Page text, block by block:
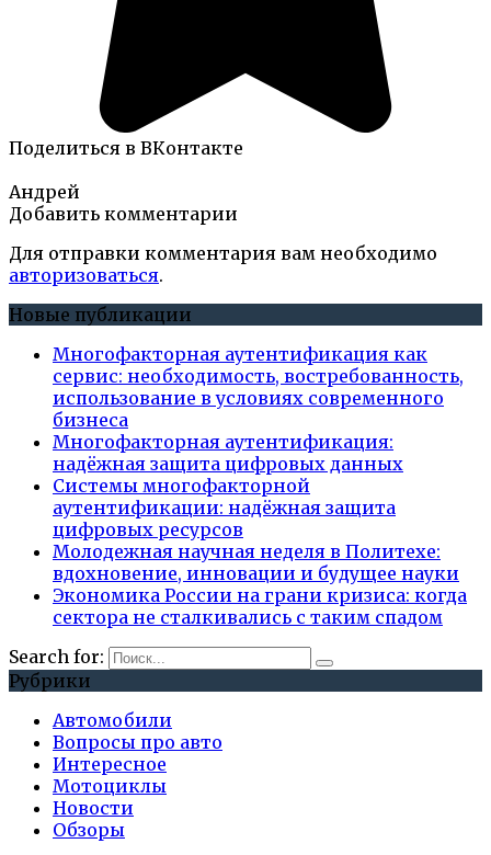
Поделиться в ВКонтакте
Андрей
Добавить комментарии
Для отправки комментария вам необходимо
авторизоваться.
Новые публикации
Многофакторная аутентификация как
сервис: необходимость, востребованность,
использование в условиях современного
бизнеса
Многофакторная аутентификация:
надёжная защита цифровых данных
Системы многофакторной
аутентификации: надёжная защита
цифровых ресурсов
Молодежная научная неделя в Политехе:
вдохновение, инновации и будущее науки
Экономика России на грани кризиса: когда
сектора не сталкивались с таким спадом
Search for:
Рубрики
Автомобили
Вопросы про авто
Интересное
Мотоциклы
Новости
Обзоры